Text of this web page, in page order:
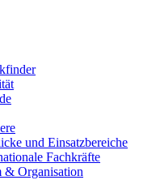
und Einsatzbereiche
Fachkräfte
& Organisation